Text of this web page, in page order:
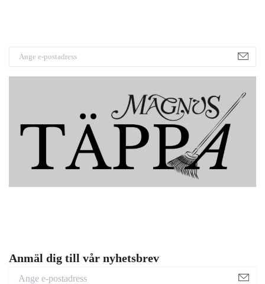
Anmäl dig till vår nyhetsbrev